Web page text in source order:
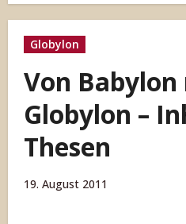
Globylon
Von Babylon
Globylon –
Thesen
19. August 2011